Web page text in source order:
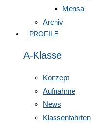
Mensa
Archiv
PROFILE
A-Klasse
Konzept
Aufnahme
News
Klassenfahrten